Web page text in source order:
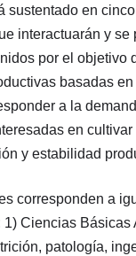
sustentado en
interactuarán y se
por el objetivo
basadas
a la
en
y estabilidad
corresponden a
1) Ciencias Básicas
patología,